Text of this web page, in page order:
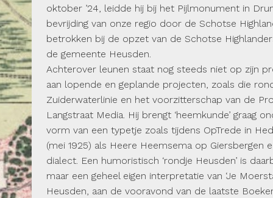
oktober ’24, leidde hij bij het Pijlmonument in
bevrijding van onze regio door de Schotse
betrokken bij de opzet van de Schotse
de gemeente Heusden.
Achterover leunen staat nog steeds niet op zijn
aan lopende en geplande projecten, zoals die
Zuiderwaterlinie en het voorzitterschap van de
Langstraat Media. Hij brengt ‘heemkunde’ graag
vorm van een typetje zoals tijdens OpTrede in
(mei 1925) als Heere Heemsema op Giersbergen
dialect. Een humoristisch ‘rondje Heusden’ is
maar een geheel eigen interpretatie van ‘Je
Heusden, aan de vooravond van de laatste